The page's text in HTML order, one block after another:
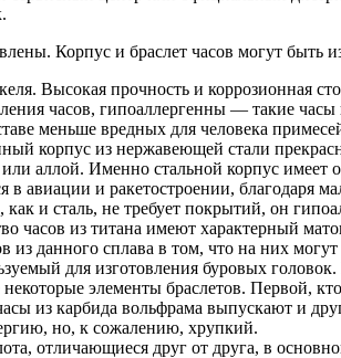
Корпус и браслет часов могут быть
Высокая прочность и коррозионная
часов, гипоаллергенны — такие
меньше вредных для человека
корпус из нержавеющей стали
аллой. Именно стальной корпус имеет
авиации и ракетостроении, благодаря
и сталь, не требует покрытий, он
часов из титана имеют характерный
из данного сплава в том, что на них
для изготовления буровых головок.
элементы браслетов. Первой,
из карбида вольфрама выпускают и
но, к сожалению, хрупкий.
отличающиеся друг от друга, в